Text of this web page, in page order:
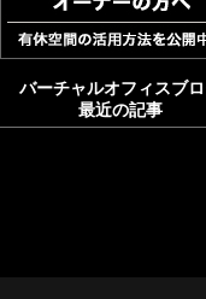
バーチャルオフィスブ
最近の記事